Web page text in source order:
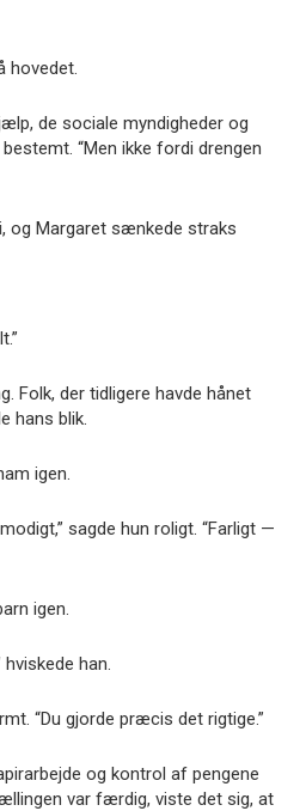
hovedet.
de sociale myndigheder og
“Men ikke fordi drengen
og Margaret sænkede straks
Folk, der tidligere havde hånet
hans blik.
igen.
sagde hun roligt. “Farligt —
igen.
han.
“Du gjorde præcis det rigtige.”
og kontrol af pengene
var færdig, viste det sig, at